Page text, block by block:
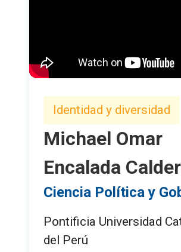
Identidad y diversidad
Michael Omar
Encalada
Ciencia Política y
Pontificia Universidad
del Perú